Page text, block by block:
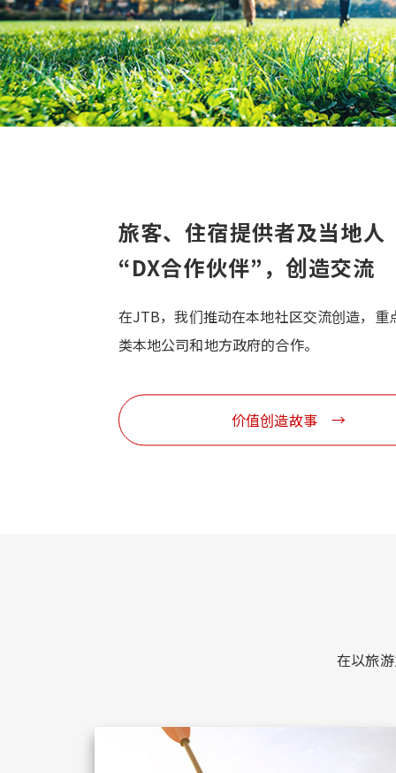
旅客、住宿提供者及当地人
“DX合作伙伴”，创造交流
在JTB，我们推动在本地社区交流创造，重
类本地公司和地方政府的合作。
价值创造故事
在以旅